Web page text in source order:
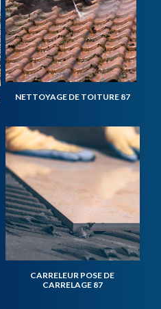
NETTOYAGE DE TOITURE 87
CARRELEUR POSE DE
CARRELAGE 87